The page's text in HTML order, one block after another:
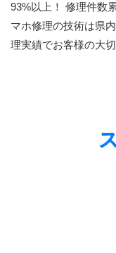
93%以上！ 修理件数
マホ修理の技術は県
理実績でお客様の大